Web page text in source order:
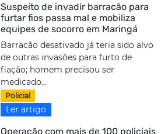
Suspeito de invadir barracão para
furtar fios passa mal e mobiliza
equipes de socorro em Maringá
Barracão desativado já teria sido alvo
de outras invasões para furto de
fiação; homem precisou ser
medicado...
Policial
Ler artigo
Operação com mais de 100 policiais